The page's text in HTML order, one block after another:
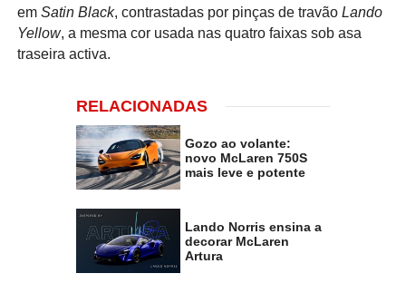
em Satin Black, contrastadas por pinças de travão Lando
Yellow, a mesma cor usada nas quatro faixas sob asa
traseira activa.
RELACIONADAS
Gozo ao volante:
novo McLaren 750S
mais leve e potente
Lando Norris ensina a
decorar McLaren
Artura